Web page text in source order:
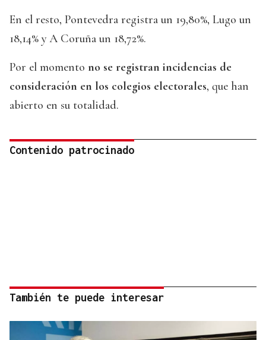
En el resto, Pontevedra registra un 19,80%, Lugo un
18,14% y A Coruña un 18,72%.
Por el momento no se registran incidencias de
consideración en los colegios electorales, que han
abierto en su totalidad.
Contenido patrocinado
También te puede interesar